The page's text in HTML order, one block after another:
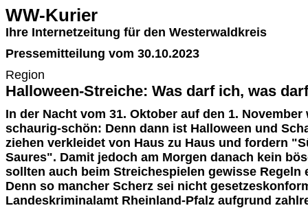
WW-Kurier
Ihre Internetzeitung für den Westerwaldkreis
Pressemitteilung vom 30.10.2023
Region
Halloween-Streiche: Was darf ich, was
In der Nacht vom 31. Oktober auf den 1.
schaurig-schön: Denn dann ist Halloween und
ziehen verkleidet von Haus zu Haus und fordern
Saures". Damit jedoch am Morgen danach kein
sollten auch beim Streichespielen gewisse Regeln
Denn so mancher Scherz sei nicht
Landeskriminalamt Rheinland-Pfalz aufgrund